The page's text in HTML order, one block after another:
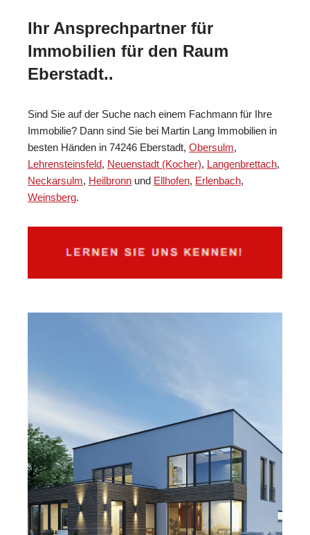
Ihr Ansprechpartner für
Immobilien für den Raum
Eberstadt..
Sind Sie auf der Suche nach einem Fachmann für Ihre
Immobilie? Dann sind Sie bei Martin Lang Immobilien in
besten Händen in 74246 Eberstadt, Obersulm,
Lehrensteinsfeld, Neuenstadt (Kocher), Langenbrettach,
Neckarsulm, Heilbronn und Ellhofen, Erlenbach,
Weinsberg.